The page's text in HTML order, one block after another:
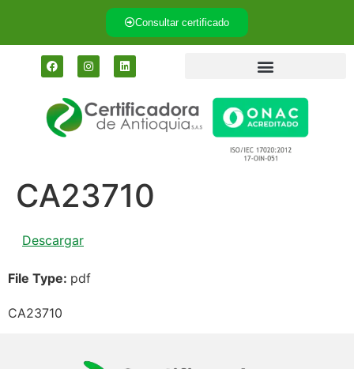
Consultar certificado
CA23710
CA23710
Descargar
File Type: pdf